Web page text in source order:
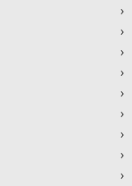
›
›
›
›
›
›
›
›
›